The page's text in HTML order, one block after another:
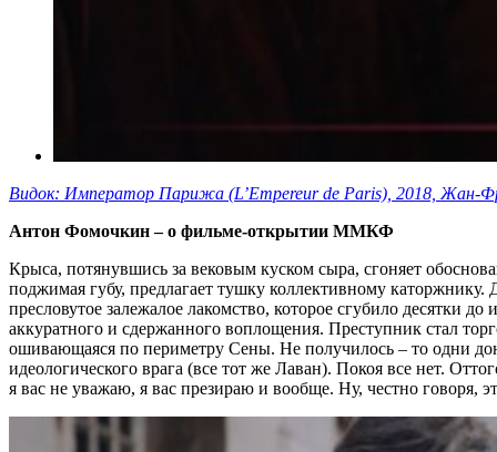
Видок: Император Парижа (L’Empereur de Paris), 2018, Жан-
Антон Фомочкин – о фильме-открытии ММКФ
Крыса, потянувшись за вековым куском сыра, сгоняет
поджимая губу, предлагает тушку коллективному
пресловутое залежалое лакомство, которое сгубило десятки
аккуратного и сдержанного воплощения. Преступник стал
ошивающаяся по периметру Сены. Не получилось – то одни
идеологического врага (все тот же Лаван). Покоя все нет.
я вас не уважаю, я вас презираю и вообще. Ну, честно говоря,